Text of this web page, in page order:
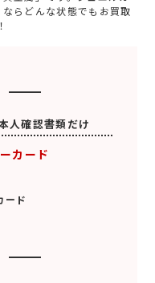
ならどんな状態でもお買取
人確認書類だけ
カード
ード